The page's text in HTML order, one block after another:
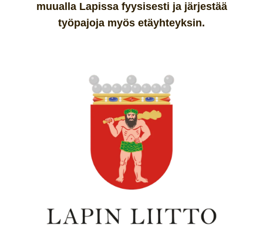
muualla Lapissa fyysisesti ja järjestää
työpajoja myös etäyhteyksin.